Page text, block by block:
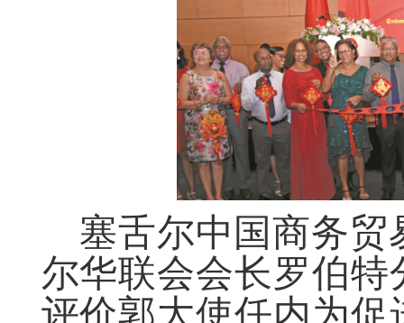
塞舌尔中国商务
尔华联会会长罗伯
评价郭大使任内为